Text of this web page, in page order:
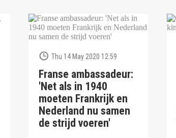
Thu 14 May 2020 12:59
Franse ambassadeur:
'Net als in 1940
moeten Frankrijk en
Nederland nu samen
de strijd voeren'